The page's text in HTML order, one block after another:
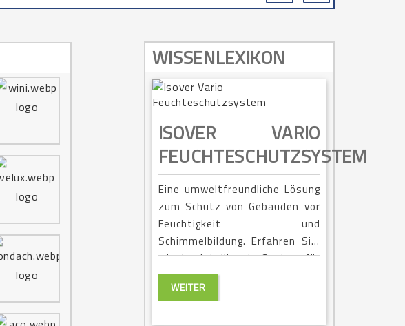
WISSENLEXIKON
ISOVER VARIO
FEUCHTESCHUTZSYSTEM
Eine umweltfreundliche Lösung
zum Schutz von Gebäuden vor
Feuchtigkeit und
Schimmelbildung. Erfahren Sie,
wie das intelligente System für
ein gesundes Wohnklima sorgt.
WEITER